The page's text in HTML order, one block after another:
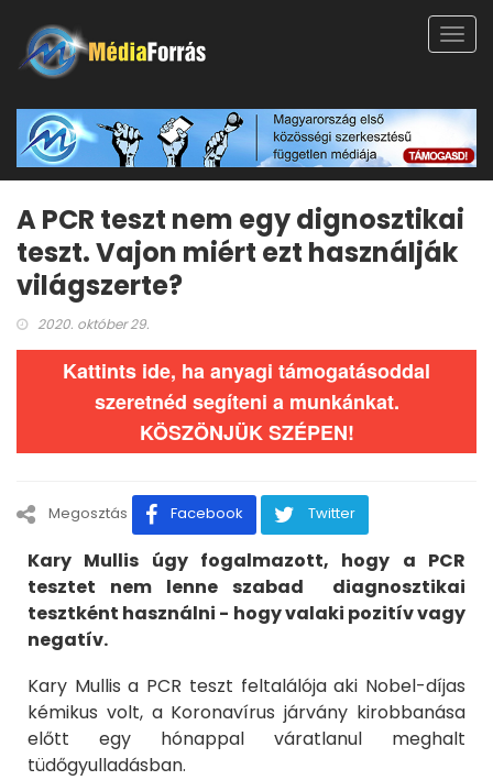
A PCR teszt nem egy dignosztikai
teszt. Vajon miért ezt használják
világszerte?
2020. október 29.
Kattints ide, ha anyagi támogatásoddal
szeretnéd segíteni a munkánkat.
KÖSZÖNJÜK SZÉPEN!
Megosztás Facebook Twitter
Kary Mullis úgy fogalmazott, hogy a PCR
tesztet nem lenne szabad diagnosztikai
tesztként használni - hogy valaki pozitív vagy
negatív.
Kary Mullis a PCR teszt feltalálója aki Nobel-díjas
kémikus volt, a Koronavírus járvány kirobbanása
előtt egy hónappal váratlanul meghalt
tüdőgyulladásban.